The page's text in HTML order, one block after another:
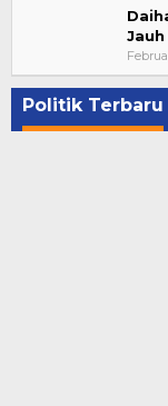
Jauh
Politik Terbaru
Bupati Ahmad
Penetapan
Di NASIONAL, POLITIK,